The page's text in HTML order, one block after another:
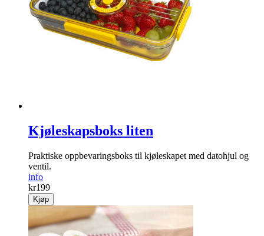
Kjøleskapsboks liten
Praktiske oppbevaringsboks til kjøleskapet med datohjul og
ventil.
info
kr199
Kjøp